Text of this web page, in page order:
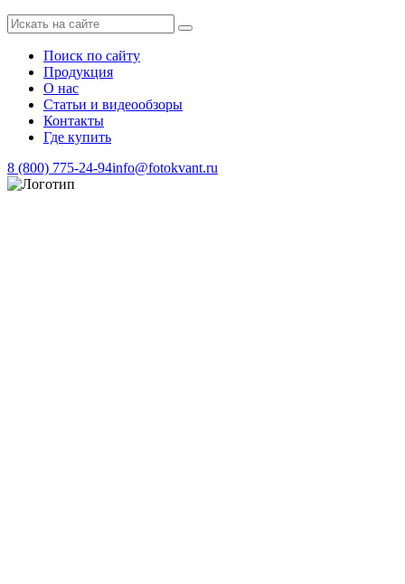
Поиск по сайту
Продукция
О нас
Статьи и видеообзоры
Контакты
Где купить
8 (800) 775-24-94info@fotokvant.ru